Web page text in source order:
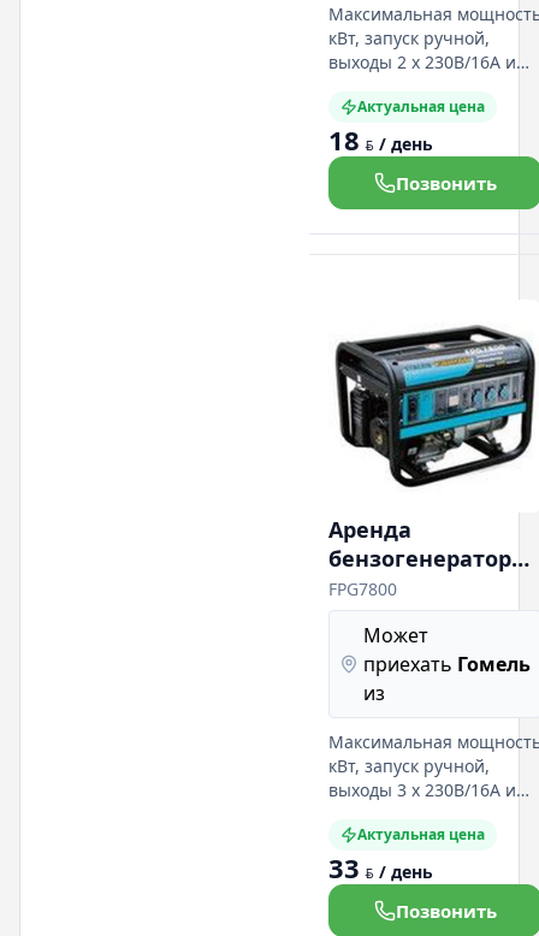
Максимальная
кВт, запуск ручной,
выходы 2 х 230В/16А и
25л, вес 64 кг. Подробная
информация на нашем
сайте:
Актуальная цена
18 BYN / день
Позвонить
Аренда
бензогенератор
Эталон-Фирман
FPG7800
FPG7800
Может
приехать
из
Гомель
Максимальная
кВт, запуск ручной,
выходы 3 х 230В/16А и
25л, вес 82 кг. Подробная
информация на нашем
сайте:
Актуальная цена
33 BYN / день
Позвонить